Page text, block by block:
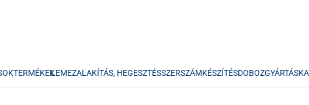
TERMÉKEKLEMEZALAKÍTÁS, HEGESZTÉSSZERSZÁMKÉSZÍTÉSDOBOZGYÁRTÁS